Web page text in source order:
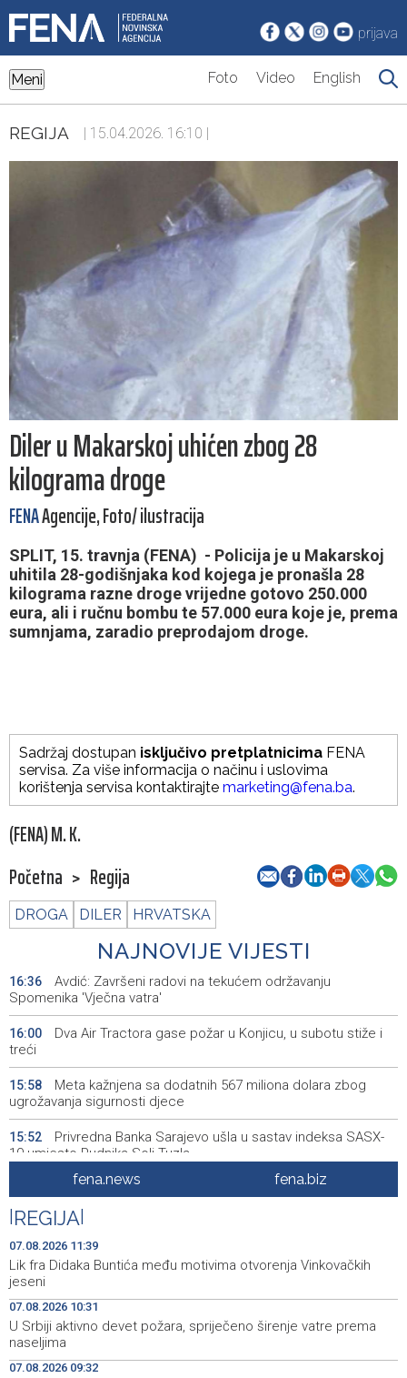
prijava
Meni Foto Video English
REGIJA | 15.04.2026. 16:10 |
Diler u Makarskoj uhićen zbog 28
kilograma droge
FENAAgencije, Foto/ ilustracija
SPLIT, 15. travnja (FENA) - ​Policija je u Makarskoj
uhitila 28-godišnjaka kod kojega je pronašla 28
kilograma razne droge vrijedne gotovo 250.000
eura, ali i ručnu bombu te 57.000 eura koje je, prema
sumnjama, zaradio preprodajom droge.
Sadržaj dostupan isključivo pretplatnicima FENA
servisa. Za više informacija o načinu i uslovima
korištenja servisa kontaktirajte marketing@fena.ba.
(FENA) M. K.
Početna > Regija
DROGA DILER HRVATSKA
NAJNOVIJE VIJESTI
16:36
Avdić: Završeni radovi na tekućem održavanju
Spomenika 'Vječna vatra'
16:00
Dva Air Tractora gase požar u Konjicu, u subotu stiže i
treći
15:58
Meta kažnjena sa dodatnih 567 miliona dolara zbog
ugrožavanja sigurnosti djece
15:52
Privredna Banka Sarajevo ušla u sastav indeksa SASX-
10 umjesto Rudnika Soli Tuzla
Oko 150 izlagača stiže u Gradačac na 53. Međunarodni
sajam šljive
15:44
Španija postavila ultimatum Italiji da ukine granične
kontrole
15:42
outages
15:31
Dani dijaspore Travnik 2026: Održan susret
gospodarstvenika
fena.news fena.biz
REGIJA
07.08.2026 11:39
Lik fra Didaka Buntića među motivima otvorenja Vinkovačkih
jeseni
07.08.2026 10:31
U Srbiji aktivno devet požara, spriječeno širenje vatre prema
naseljima
07.08.2026 09:32